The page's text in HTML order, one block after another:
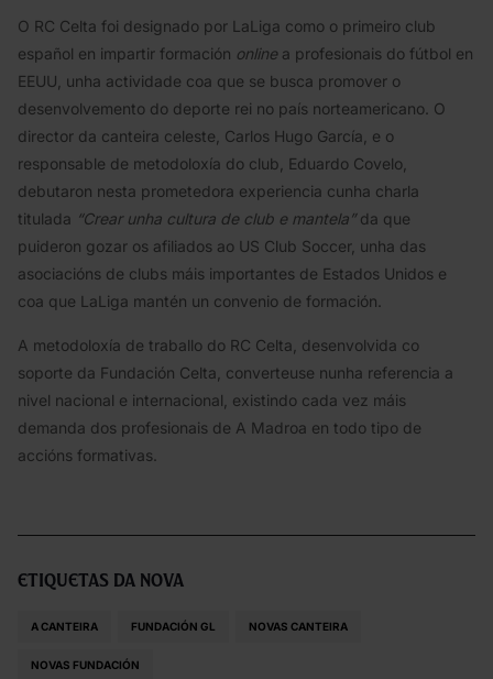
O RC Celta foi designado por LaLiga como o primeiro club
español en impartir formación onlinea profesionais do fútbol en
EEUU, unha actividade coa que se busca promover o
desenvolvemento do deporte rei no país norteamericano. O
director da canteira celeste, Carlos Hugo García, e o
responsable de metodoloxía do club, Eduardo Covelo,
debutaron nesta prometedora experiencia cunha charla
titulada “Crear unha cultura de club e mantela”da que
puideron gozar os afiliados ao US Club Soccer, unha das
asociacións de clubs máis importantes de Estados Unidos e
coa que LaLiga mantén un convenio de formación.
A metodoloxía de traballo do RC Celta, desenvolvida co
soporte da Fundación Celta, converteuse nunha referencia a
nivel nacional e internacional, existindo cada vez máis
demanda dos profesionais de A Madroa en todo tipo de
accións formativas.
Etiquetas da nova
A CANTEIRA FUNDACIÓN GL NOVAS CANTEIRA
NOVAS FUNDACIÓN